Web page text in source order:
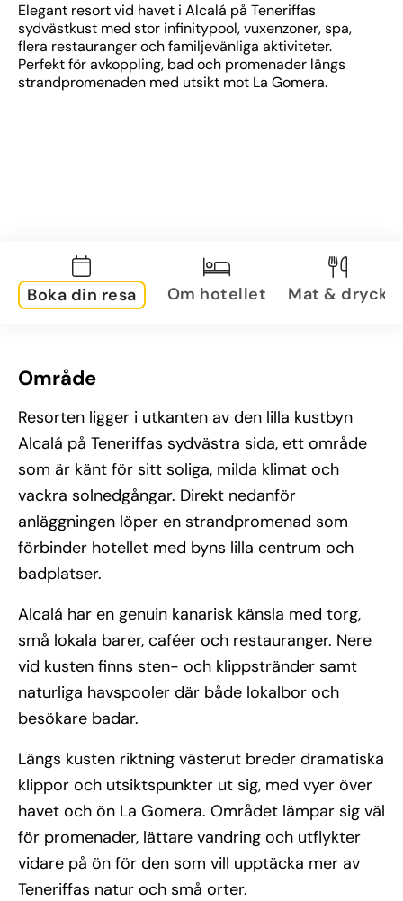
Elegant resort vid havet i Alcalá på Teneriffas
sydvästkust med stor infinitypool, vuxenzoner, spa,
flera restauranger och familjevänliga aktiviteter.
Perfekt för avkoppling, bad och promenader längs
strandpromenaden med utsikt mot La Gomera.
Boka din resa Om hotellet Mat & dryck
Område
Resorten ligger i utkanten av den lilla kustbyn
Alcalá på Teneriffas sydvästra sida, ett område
som är känt för sitt soliga, milda klimat och
vackra solnedgångar. Direkt nedanför
anläggningen löper en strandpromenad som
förbinder hotellet med byns lilla centrum och
badplatser.
Alcalá har en genuin kanarisk känsla med torg,
små lokala barer, caféer och restauranger. Nere
vid kusten finns sten- och klippstränder samt
naturliga havspooler där både lokalbor och
besökare badar.
Längs kusten riktning västerut breder dramatiska
klippor och utsiktspunkter ut sig, med vyer över
havet och ön La Gomera. Området lämpar sig väl
för promenader, lättare vandring och utflykter
vidare på ön för den som vill upptäcka mer av
Teneriffas natur och små orter.